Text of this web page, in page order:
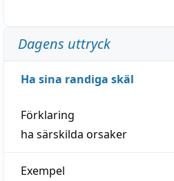
Dagens uttryck
Ha sina randiga skäl
Förklaring
ha särskilda orsaker
Exempel